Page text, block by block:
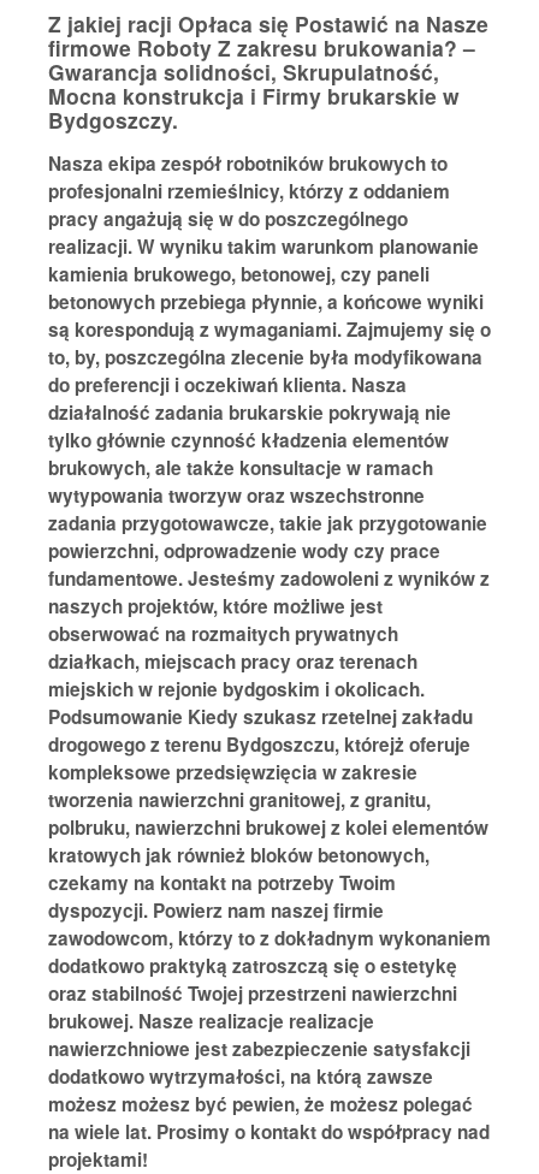
Z jakiej racji Opłaca się Postawić na Nasze
firmowe Roboty Z zakresu brukowania? –
Gwarancja solidności, Skrupulatność,
Mocna konstrukcja i Firmy brukarskie w
Bydgoszczy.
Nasza ekipa zespół robotników brukowych to
profesjonalni rzemieślnicy, którzy z oddaniem
pracy angażują się w do poszczególnego
realizacji. W wyniku takim warunkom planowanie
kamienia brukowego, betonowej, czy paneli
betonowych przebiega płynnie, a końcowe wyniki
są korespondują z wymaganiami. Zajmujemy się o
to, by, poszczególna zlecenie była modyfikowana
do preferencji i oczekiwań klienta. Nasza
działalność zadania brukarskie pokrywają nie
tylko głównie czynność kładzenia elementów
brukowych, ale także konsultacje w ramach
wytypowania tworzyw oraz wszechstronne
zadania przygotowawcze, takie jak przygotowanie
powierzchni, odprowadzenie wody czy prace
fundamentowe. Jesteśmy zadowoleni z wyników z
naszych projektów, które możliwe jest
obserwować na rozmaitych prywatnych
działkach, miejscach pracy oraz terenach
miejskich w rejonie bydgoskim i okolicach.
Podsumowanie Kiedy szukasz rzetelnej zakładu
drogowego z terenu Bydgoszczu, którejż oferuje
kompleksowe przedsięwzięcia w zakresie
tworzenia nawierzchni granitowej, z granitu,
polbruku, nawierzchni brukowej z kolei elementów
kratowych jak również bloków betonowych,
czekamy na kontakt na potrzeby Twoim
dyspozycji. Powierz nam naszej firmie
zawodowcom, którzy to z dokładnym wykonaniem
dodatkowo praktyką zatroszczą się o estetykę
oraz stabilność Twojej przestrzeni nawierzchni
brukowej. Nasze realizacje realizacje
nawierzchniowe jest zabezpieczenie satysfakcji
dodatkowo wytrzymałości, na którą zawsze
możesz możesz być pewien, że możesz polegać
na wiele lat. Prosimy o kontakt do współpracy nad
projektami!